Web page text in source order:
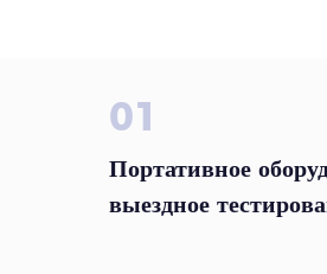
01
Портативное
выездное